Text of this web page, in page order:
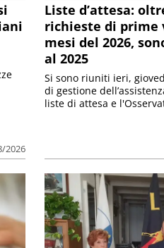
2026
Liste d’attesa:
richieste di prime
mesi del 2026,
al 2025
Si sono riuniti ieri,
di gestione
liste di attesa e